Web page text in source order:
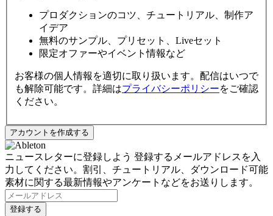
プロダクションのコツ、チュートリアル、制作ア
イデア
無料のサンプル、プリセット、Liveセット
限定オファーやイベント情報など
お客様の個人情報を適切に取り扱います。配信はいつで
も解除可能です。詳細はプライバシーポリシーをご確認
ください。
ニュースレターに登録しよう 登録するメールアドレスを入
力してください。割引、チュートリアル、ダウンロード可能
素材に関する最新情報やアンケートなどをお送りします。